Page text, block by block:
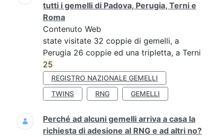
tutti i gemelli di Padova, Perugia, Terni e
Roma
Contenuto Web
state visitate 32 coppie di gemelli, a
Perugia 26 coppie ed una tripletta, a Terni
25
REGISTRO NAZIONALE GEMELLI
TWINS
RNG GEMELLI
Perché ad alcuni gemelli arriva a casa la
richiesta di adesione al RNG e ad altri no?